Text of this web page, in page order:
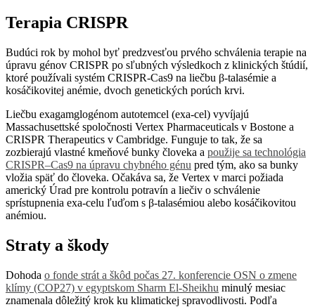
Terapia CRISPR
Budúci rok by mohol byť predzvesťou prvého schválenia terapie na
úpravu génov CRISPR po sľubných výsledkoch z klinických štúdií,
ktoré používali systém CRISPR-Cas9 na liečbu β-talasémie a
kosáčikovitej anémie, dvoch genetických porúch krvi.
Liečbu exagamglogénom autotemcel (exa-cel) vyvíjajú
Massachusettské spoločnosti Vertex Pharmaceuticals v Bostone a
CRISPR Therapeutics v Cambridge. Funguje to tak, že sa
zozbierajú vlastné kmeňové bunky človeka a použije sa technológia
CRISPR–Cas9 na úpravu chybného génu pred tým, ako sa bunky
vložia späť do človeka. Očakáva sa, že Vertex v marci požiada
americký Úrad pre kontrolu potravín a liečiv o schválenie
sprístupnenia exa-celu ľuďom s β-talasémiou alebo kosáčikovitou
anémiou.
Straty a škody
Dohoda o fonde strát a škôd počas 27. konferencie OSN o zmene
klímy (COP27) v egyptskom Sharm El-Sheikhu minulý mesiac
znamenala dôležitý krok ku klimatickej spravodlivosti. Podľa